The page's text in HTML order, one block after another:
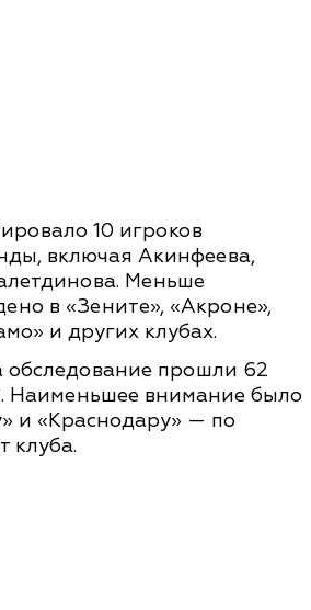
10 игроков
включая Акинфеева,
Меньше
в «Зените», «Акроне»,
и других клубах.
обследование прошли 62
Наименьшее внимание было
и «Краснодару» — по
клуба.